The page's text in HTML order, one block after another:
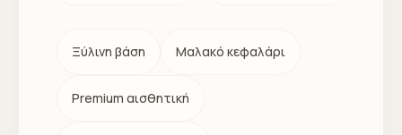
Ξύλινη βάση Μαλακό κεφαλάρι
Premium αισθητική